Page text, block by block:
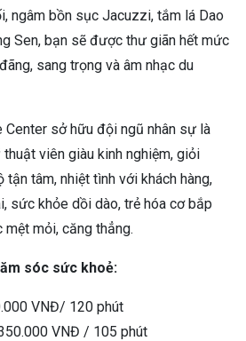
ngâm bồn sục Jacuzzi, tắm lá Dao
Sen, bạn sẽ được thư giãn hết mức
sang trọng và âm nhạc du
Center sở hữu đội ngũ nhân sự là
thuật viên giàu kinh nghiệm, giỏi
tận tâm, nhiệt tình với khách hàng,
sức khỏe dồi dào, trẻ hóa cơ bắp
mỏi, căng thẳng.
sóc sức khoẻ:
VNĐ/ 120 phút
VNĐ / 105 phút